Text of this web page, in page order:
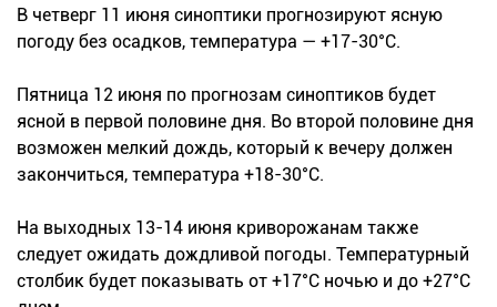
В четверг 11 июня синоптики прогнозируют ясную
погоду без осадков, температура — +17-30°С.
Пятница 12 июня по прогнозам синоптиков будет
ясной в первой половине дня. Во второй половине дня
возможен мелкий дождь, который к вечеру должен
закончиться, температура +18-30°С.
На выходных 13-14 июня криворожанам также
следует ожидать дождливой погоды. Температурный
столбик будет показывать от +17°С ночью и до +27°С